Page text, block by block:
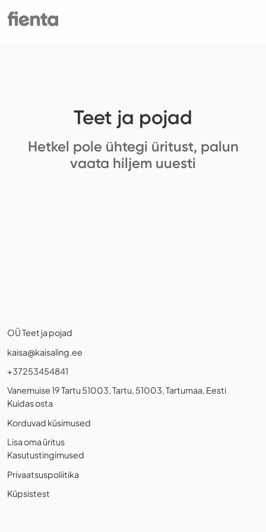
Teet ja pojad
Hetkel pole ühtegi üritust, palun
vaata hiljem uuesti
OÜ Teet ja pojad
kaisa@kaisaling.ee
+37253454841
Vanemuise 19 Tartu 51003, Tartu, 51003, Tartumaa, Eesti
Kuidas osta
Korduvad küsimused
Lisa oma üritus
Kasutustingimused
Privaatsuspoliitika
Küpsistest